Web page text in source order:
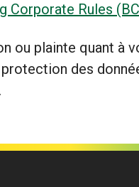
Corporate Rules
ou plainte quant à
des
.